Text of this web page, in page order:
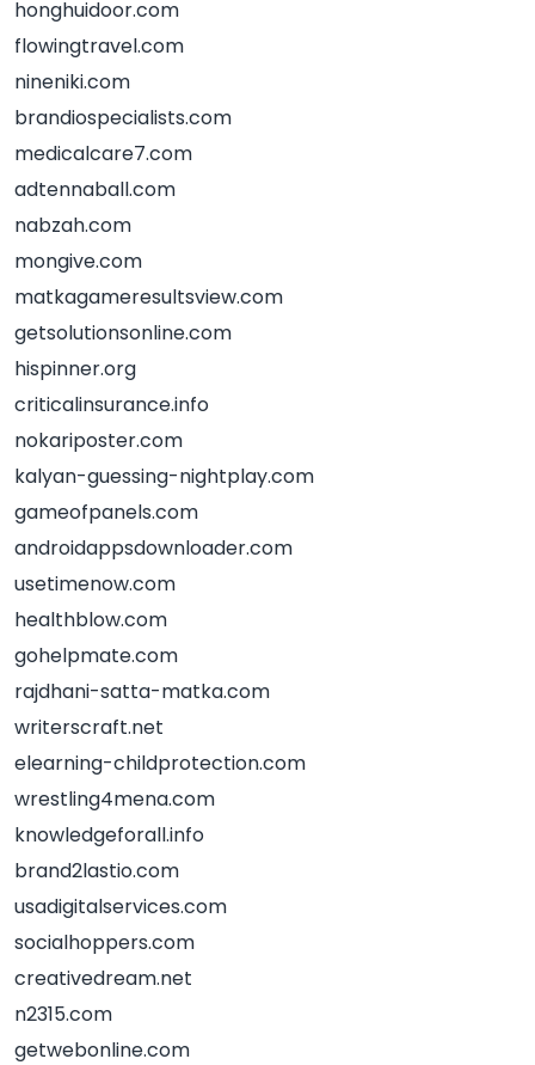
honghuidoor.com
flowingtravel.com
nineniki.com
brandiospecialists.com
medicalcare7.com
adtennaball.com
nabzah.com
mongive.com
matkagameresultsview.com
getsolutionsonline.com
hispinner.org
criticalinsurance.info
nokariposter.com
kalyan-guessing-nightplay.com
gameofpanels.com
androidappsdownloader.com
usetimenow.com
healthblow.com
gohelpmate.com
rajdhani-satta-matka.com
writerscraft.net
elearning-childprotection.com
wrestling4mena.com
knowledgeforall.info
brand2lastio.com
usadigitalservices.com
socialhoppers.com
creativedream.net
n2315.com
getwebonline.com